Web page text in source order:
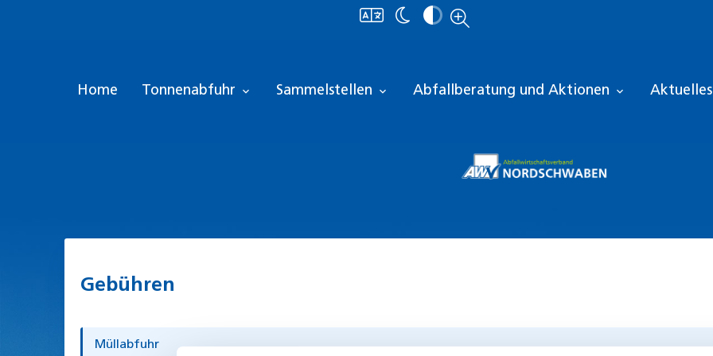
Home Tonnenabfuhr expand_more Sammelstellen expand_more Abfallberatung und Aktionen expand_more Aktuelles
Gebühren
Müllabfuhr